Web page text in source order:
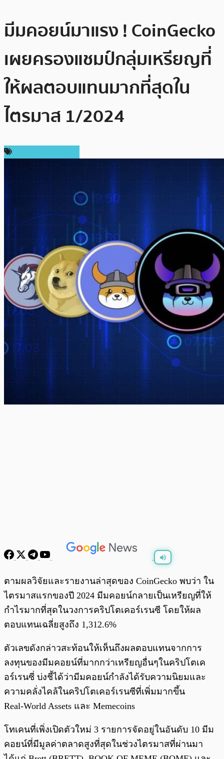
มีมคอยน์มาแรง ! CoinGecko
เผยครองแชมป์กลุ่มเหรียญที่
ให้ผลตอบแทนมากที่สุดใน
ไตรมาส 1/2024
พร้อมเล่น 0:00
ตามผลวิจัยและรายงานล่าสุดของ CoinGecko พบว่า ใน
ไตรมาสแรกของปี 2024 มีมคอยน์กลายเป็นเหรียญที่ให้
กำไรมากที่สุดในวงการคริปโตเคอร์เรนซี โดยให้ผล
ตอบแทนเฉลี่ยสูงถึง 1,312.6%
ตัวเลขดังกล่าวสะท้อนให้เห็นถึงผลตอบแทนจากการ
ลงทุนของมีมคอยน์ที่มากกว่าเหรียญอื่นๆในคริปโตเค
อร์เรนซี่ บ่งชี้ได้ว่ามีมคอยน์กำลังได้รับความนิยมและ
ความคลั่งไคล้ในคริปโตเคอร์เรนซีที่เพิ่มมากขึ้น
Real-World Assets และ Memecoins
โทเคนที่เพิ่งเปิดตัวใหม่ 3 รายการจัดอยู่ในอันดับ 10 มีม
คอยน์ที่มีมูลค่าตลาดสูงที่สุดในช่วงไตรมาสที่ผ่านมา